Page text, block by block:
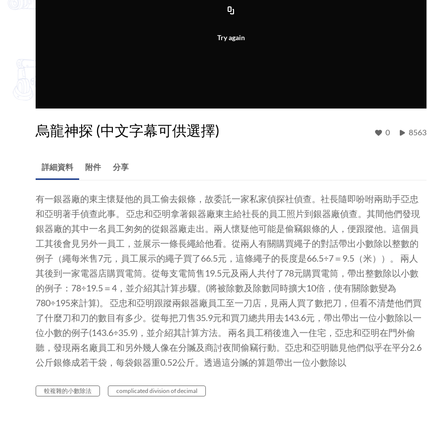
Try again
烏龍神探 (中文字幕可供選擇) 0 8563
詳細資料 附件 分享
有一銀器廠的東主懷疑他的員工偷去銀條，故委託一家私家偵探社偵查。社長隨即吩咐兩助手亞忠
和亞明著手偵查此事。 亞忠和亞明拿著銀器廠東主給社長的員工照片到銀器廠偵查。其間他們發現
銀器廠的其中一名員工匆匆的從銀器廠走出。兩人懷疑他可能是偷竊銀條的人，便跟蹤他。這個員
工其後會見另外一員工，並展示一條長繩給他看。從兩人有關購買繩子的對話帶出小數除以整數的
例子（繩每米售7元，員工展示的繩子買了66.5元，這條繩子的長度是66.5÷7＝9.5（米））。 兩人
其後到一家電器店購買電筒。從每支電筒售19.5元及兩人共付了78元購買電筒，帶出整數除以小數
的例子：78÷19.5＝4，並介紹其計算步驟。(將被除數及除數同時擴大10倍，使有關除數變為
780÷195來計算)。 亞忠和亞明跟蹤兩銀器廠員工至一刀店，見兩人買了數把刀，但看不清楚他們買
了什麼刀和刀的數目有多少。從每把刀售35.9元和買刀總共用去143.6元，帶出帶出一位小數除以一
位小數的例子(143.6÷35.9)，並介紹其計算方法。 兩名員工稍後進入一住宅，亞忠和亞明在門外偷
聽，發現兩名廠員工和另外幾人像在分贓及商討夜間偷竊行動。亞忠和亞明聽見他們似乎在平分2.6
公斤銀條成若干袋，每袋銀器重0.52公斤。透過這分贓的算題帶出一位小數除以
較複雜的小數除法 complicated division of decimal